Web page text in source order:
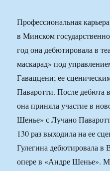
Профессиональная
в Минском
год она дебютировала в
маскарад» под
Гаваццени; ее
Паваротти. После дебюта
она приняла участие в
Шенье» с Лучано
130 раз выходила на ее
Гулегина дебютировала в
опере в «Андре Шенье».